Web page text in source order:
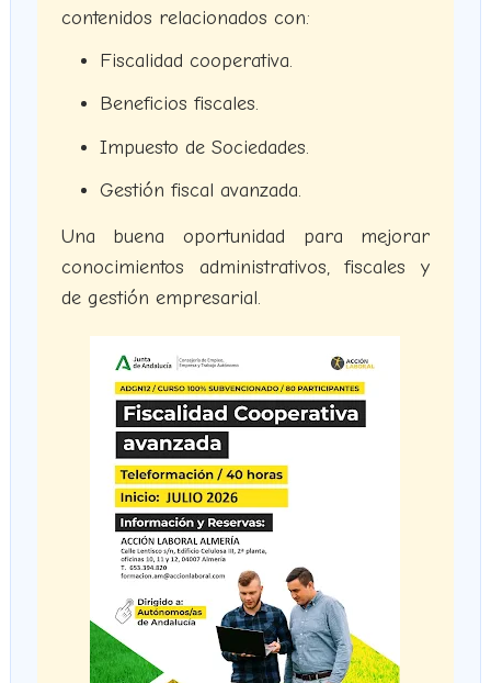
contenidos relacionados con:
Fiscalidad cooperativa.
Beneficios fiscales.
Impuesto de Sociedades.
Gestión fiscal avanzada.
Una buena oportunidad para mejorar
conocimientos administrativos, fiscales y
de gestión empresarial.